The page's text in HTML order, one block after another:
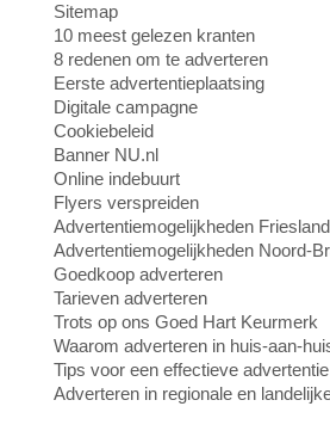
Sitemap
10 meest gelezen kranten
8 redenen om te adverteren
Eerste advertentieplaatsing
Digitale campagne
Cookiebeleid
Banner NU.nl
Online indebuurt
Flyers verspreiden
Advertentiemogelijkheden Friesland
Advertentiemogelijkheden Noord-
Goedkoop adverteren
Tarieven adverteren
Trots op ons Goed Hart Keurmerk
Waarom adverteren in huis-aan-
Tips voor een effectieve
Adverteren in regionale en